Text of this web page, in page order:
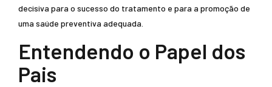
decisiva para o sucesso do tratamento e para a promoção de
uma saúde preventiva adequada.
Entendendo o Papel dos
Pais